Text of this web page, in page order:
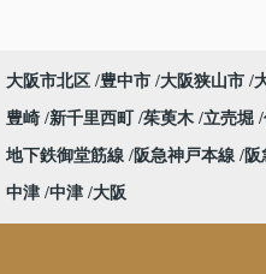
大阪市北区 豊中市 大阪狭山市
豊崎 新千里西町 茱萸木 立売堀
地下鉄御堂筋線 阪急神戸本線
中津 中津 大阪